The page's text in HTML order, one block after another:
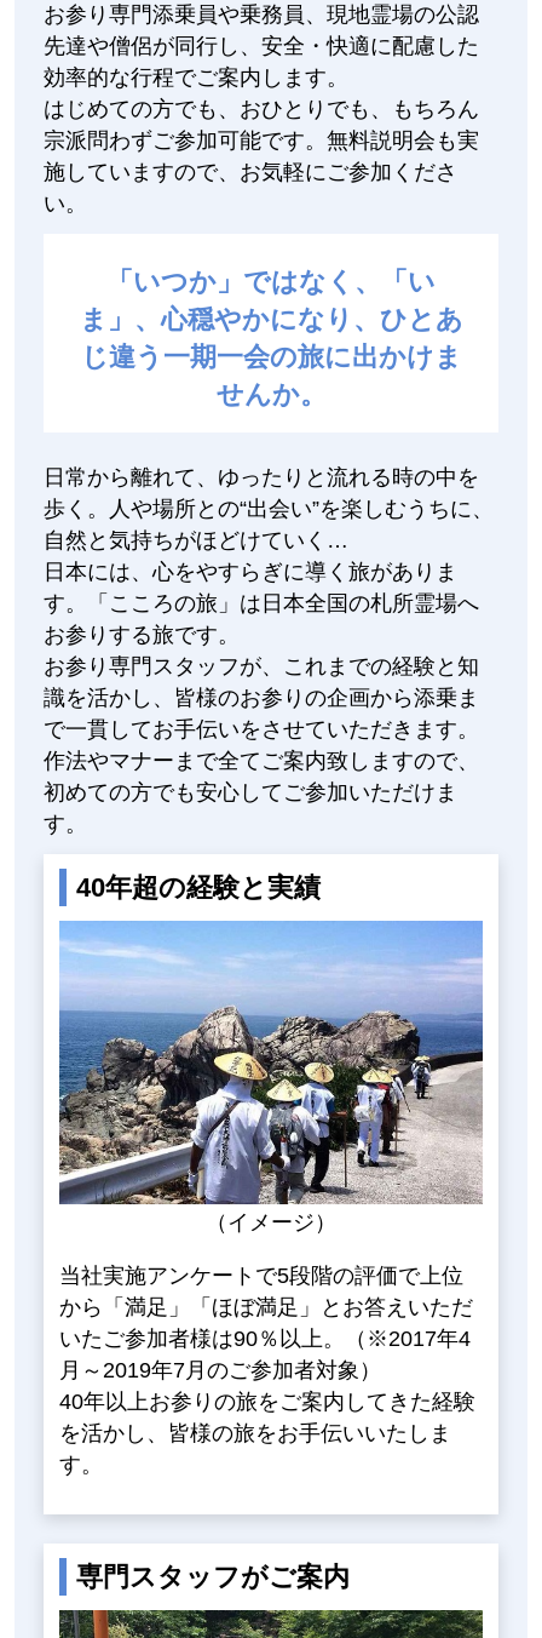
お参り専門添乗員や乗務員、現地霊場の公認
先達や僧侶が同行し、安全・快適に配慮した
効率的な行程でご案内します。
はじめての方でも、おひとりでも、もちろん
宗派問わずご参加可能です。無料説明会も実
施していますので、お気軽にご参加くださ
い。
「いつか」ではなく、「い
ま」、心穏やかになり、ひとあ
じ違う一期一会の旅に出かけま
せんか。
日常から離れて、ゆったりと流れる時の中を
歩く。人や場所との“出会い”を楽しむうちに、
自然と気持ちがほどけていく…
日本には、心をやすらぎに導く旅がありま
す。「こころの旅」は日本全国の札所霊場へ
お参りする旅です。
お参り専門スタッフが、これまでの経験と知
識を活かし、皆様のお参りの企画から添乗ま
で一貫してお手伝いをさせていただきます。
作法やマナーまで全てご案内致しますので、
初めての方でも安心してご参加いただけま
す。
40年超の経験と実績
（イメージ）
当社実施アンケートで5段階の評価で上位
から「満足」「ほぼ満足」とお答えいただ
いたご参加者様は90％以上。（※2017年4
月～2019年7月のご参加者対象）
40年以上お参りの旅をご案内してきた経験
を活かし、皆様の旅をお手伝いいたしま
す。
専門スタッフがご案内